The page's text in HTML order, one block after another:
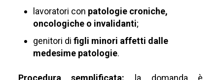
lavoratori con patologie croniche,
oncologiche o invalidanti;
genitori di figli minori affetti dalle
medesime patologie.
Procedura semplificata: la domanda è